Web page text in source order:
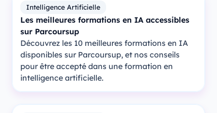
Intelligence Artificielle
Les meilleures formations en IA accessibles
sur Parcoursup
Découvrez les 10 meilleures formations en IA
disponibles sur Parcoursup, et nos conseils
pour être accepté dans une formation en
intelligence artificielle.